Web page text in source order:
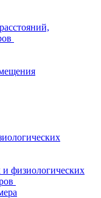
физиологических